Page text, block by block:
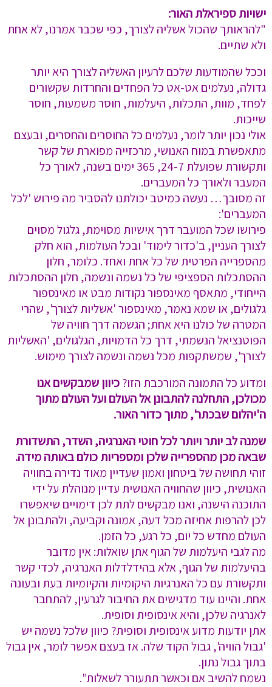
ישויות ספיראלת האור:
"להראותך שהכול אשליה לצורך, כפי שכבר אמרנו, לא אחת
ולא שתיים.
וככל שהמודעות שלכם לרעיון האשליה לצורך היא יותר
גדולה, נעלמים אט-אט כל הפחדים והחרדות שקשורים
לפחד, מוות, התכלות, היעלמות, חוסר משמעות, חוסר
שייכות.
אולי נכון יותר לומר, נעלמים כל החוסרים והחסרים, ובעצם
מתאפשרת במוח האנושי, מרכזייה מפוארת של קשר
ותקשורת שפועלת 24-7, 365 ימים בשנה, לאורך כל
המעבר ולאורך כל המעברים.
זה מסובך… נעשה כמיטב יכולתנו להסביר מה פירוש 'לכל
המעברים':
פירושו שכל המועבר דרך אישיות מסוימת, גלגול מסוים
לצורך העניין, ב'כדור לימוד' ובכל העולמות, הוא חלק
מהספרייה הפרטית של כל אחת ואחד. כלומר, חלון
ההסתכלות הספציפי של כל נשמה ונשמה, חלון ההסתכלות
הייחודי, מתאסף מאינספור נקודות מבט או מאינספור
גלגולים, או שמא נאמר, מאינספור 'אשליות לצורך', שהרי
המטרה של כולנו היא אחת; הגשמה דרך חוויה של
הפוטנציאל הנשמתי, דרך כל הדמויות, הגלגולים, 'האשליות
לצורך', שמשתקפות מכל נשמה ונשמה לצורך מימוש.
ומדוע כל התמונה המורכבת הזו?כיוון שמבקשים אנו
מכולכן, התחלנה להתבונן אל העולם ועל העולם מתוך
ה'יהלום שבכתר', מתוך כדור האור.
שמנה לב יותר ויותר לכל חוטי האנרגיה, השדר, התשדורת
שבאה מכן מהספרייה שלכן ומספריות כולם באותה מידה.
זוהי תחושה של ביטחון ואמון שעדיין מאוד נדירה בחוויה
האנושית, כיוון שהחוויה האנושית עדיין מנוהלת על ידי
התוכנה הישנה, ואנו מבקשים לתת לכן דימויים שיאפשרו
לכן להרפות אחיזה מכל דעה, אמונה וקביעה, ולהתבונן אל
העולם מחדש כל יום, כל רגע, כל הזמן.
מה לגבי היעלמות של הגוף אתן שואלות: אין מדובר
בהיעלמות של הגוף, אלא בהידלדלות האנרגיה, לכדי קשר
ותקשורת עם כל האנרגיות היקומיות והקיומיות בעת ובעונה
אחת. והיינו עוד מדגישים את החיבור לגרעין, להתחבר
לאנרגיה שלכן, והיא אינסופית וסופית.
אתן יודעות מדוע אינסופית וסופית? כיוון שלכל נשמה יש
'גבול הוויה', גבול הקוד שלה. אז בעצם אפשר לומר, אין גבול
בתוך גבול נתון.
נשמח להשיב אם וכאשר תתעורר לשאלות".